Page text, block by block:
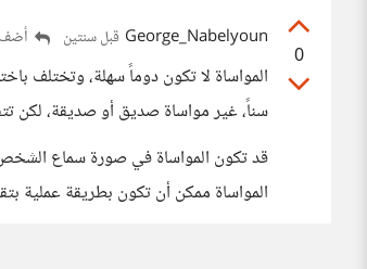
0
George_Nabelyoun قبل سنتين
المواساة لا تكون دوماً سهلة، وتختلف
سناً، غير مواساة صديق أو صديقة، لكن
قد تكون المواساة في صورة سماع الشخص
المواساة ممكن أن تكون بطريقة عملية